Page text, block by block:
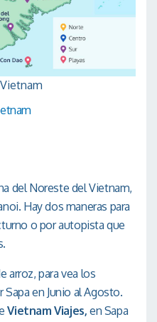
del Noreste del Vietnam,
Hay dos maneras para
o por autopista que
arroz, para vea los
en Junio al Agosto.
Vietnam Viajes,en Sapa